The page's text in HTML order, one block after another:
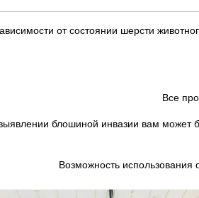
от состоянии шерсти
Все
блошиной инвазии вам может
Возможность использования